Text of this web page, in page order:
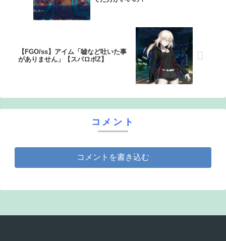
【FGO/ss】アイム「嘘など吐いた事
がありません」【スパロボZ】
コメント
コメントを書き込む